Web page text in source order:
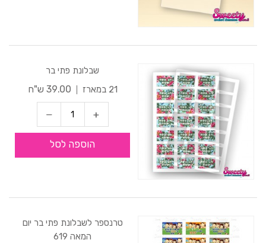
שבלונת פתי בר
21 במארז
39.00 ש"ח
הוספה לסל
טרנספר לשבלונת פתי בר יום
המאה 619